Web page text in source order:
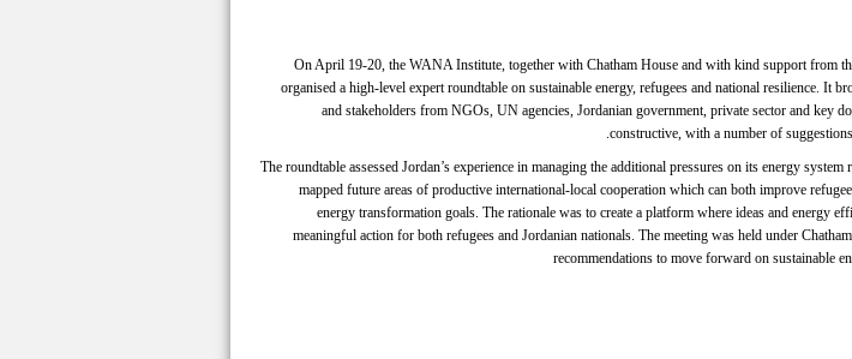
On April 19-20, the WANA Institute, together with Chatham House and with kind support from
organised a high-level expert roundtable on sustainable energy, refugees and national resilience. It
and stakeholders from NGOs, UN agencies, Jordanian government, private sector and key
constructive, with a number of
The roundtable assessed Jordan’s experience in managing the additional pressures on its energy
mapped future areas of productive international-local cooperation which can both improve
energy transformation goals. The rationale was to create a platform where ideas and energy
meaningful action for both refugees and Jordanian nationals. The meeting was held under
recommendations to move forward on sustainable